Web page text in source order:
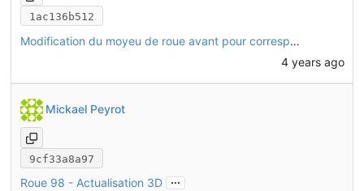
1ac136b512
Modification du moyeu de roue avant pour correspondre au nouveau modèle de roue utilisé. Modification de CHO47 pour être compatible avec ce moyeu.
4 years ago
Mickael Peyrot
9cf33a8a97
Roue 98 - Actualisation 3D ...